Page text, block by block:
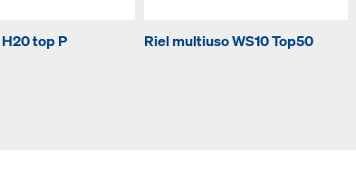
top P Riel multiuso WS10 Top50